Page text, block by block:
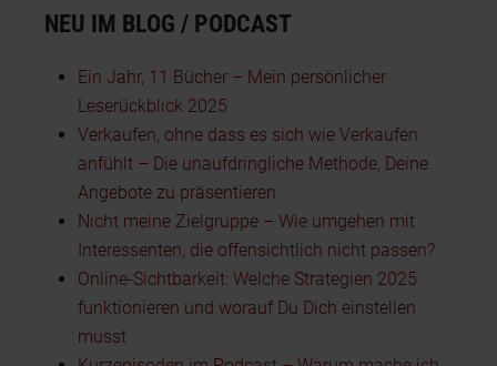
NEU IM BLOG / PODCAST
Ein Jahr, 11 Bücher – Mein persönlicher
Leserückblick 2025
Verkaufen, ohne dass es sich wie Verkaufen
anfühlt – Die unaufdringliche Methode, Deine
Angebote zu präsentieren
Nicht meine Zielgruppe – Wie umgehen mit
Interessenten, die offensichtlich nicht passen?
Online-Sichtbarkeit: Welche Strategien 2025
funktionieren und worauf Du Dich einstellen
musst